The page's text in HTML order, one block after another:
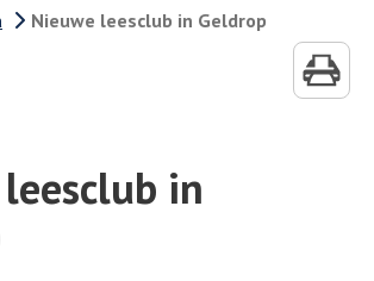
Nieuwe leesclub in Geldrop
in